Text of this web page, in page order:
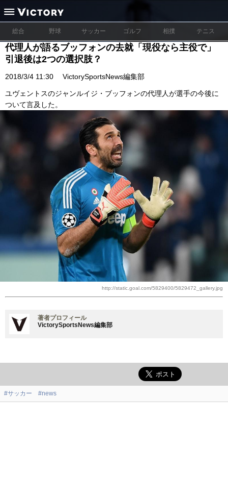
総合 野球 サッカー ゴルフ 相撲 テニス
代理人が語るブッフォンの去就「現役なら主役で」
引退後は2つの選択肢？
2018/3/4 11:30 VictorySportsNews編集部
ユヴェントスのジャンルイジ・ブッフォンの代理人が選手の今後に
ついて言及した。
http://static.goal.com/5829400/5829472_gallery.jpg
著者プロフィール
VictorySportsNews編集部
#サッカー #news